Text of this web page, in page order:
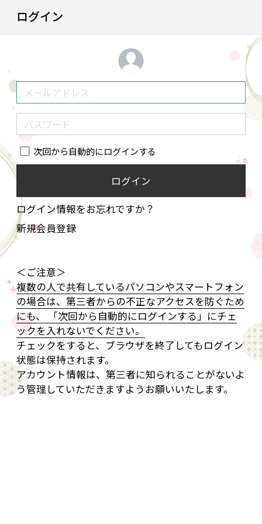
ログイン
次回から自動的にログインする
ログイン
ログイン情報をお忘れですか？
新規会員登録
＜ご注意＞
複数の人で共有しているパソコンやスマートフォン
の場合は、第三者からの不正なアクセスを防ぐため
にも、 「次回から自動的にログインする」にチェ
ックを入れないでください。
チェックをすると、ブラウザを終了してもログイン
状態は保持されます。
アカウント情報は、第三者に知られることがないよ
う管理していただきますようお願いいたします。